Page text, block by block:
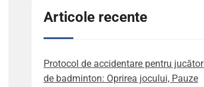
Articole recente
Protocol de accidentare pentru
de badminton: Oprirea jocului, Pauze